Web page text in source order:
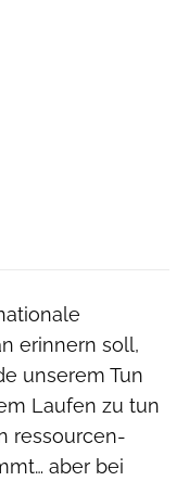
erinnern soll,
unserem Tun
Laufen zu tun
ressourcen­
aber bei